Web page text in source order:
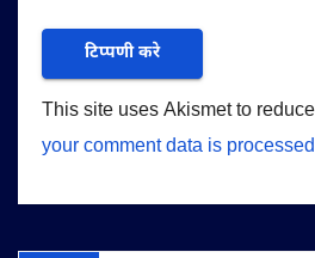
This site uses Akismet to
your comment data is